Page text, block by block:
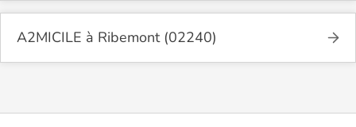
A2MICILE à Ribemont (02240)